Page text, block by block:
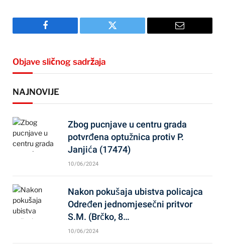
Facebook Twitter Email
Objave sličnog sadržaja
NAJNOVIJE
Zbog pucnjave u centru grada
potvrđena optužnica protiv P.
Janjića (17474)
10/06/2024
Nakon pokušaja ubistva policajca
Određen jednomjesečni pritvor
S.M. (Brčko, 8…
10/06/2024